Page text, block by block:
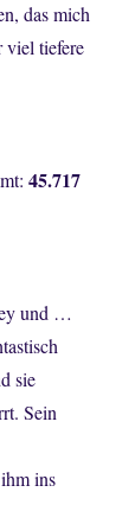
das mich
viel tiefere
45.717
und …
sie
Sein
ins